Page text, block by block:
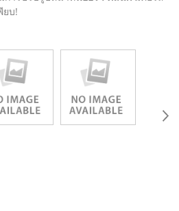
ยบ!